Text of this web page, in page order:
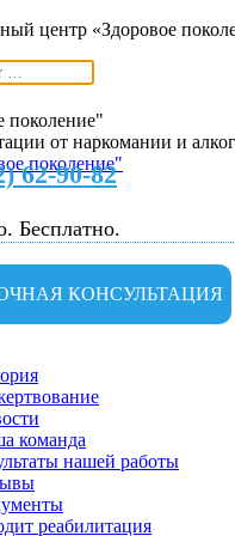
центр «Здоровое
от наркомании и
62-90-82
Бесплатно.
КОНСУЛЬТАЦИЯ
команда
нашей работы
реабилитация